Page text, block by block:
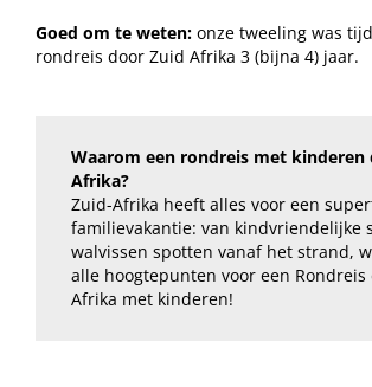
Goed om te weten: onze tweeling was
rondreis door Zuid Afrika 3 (bijna 4) jaar.
Waarom een rondreis met kinderen
Afrika?
Zuid-Afrika heeft alles voor een
familievakantie: van kindvriendelijke
walvissen spotten vanaf het strand,
alle hoogtepunten voor een Rondreis
Afrika met kinderen!